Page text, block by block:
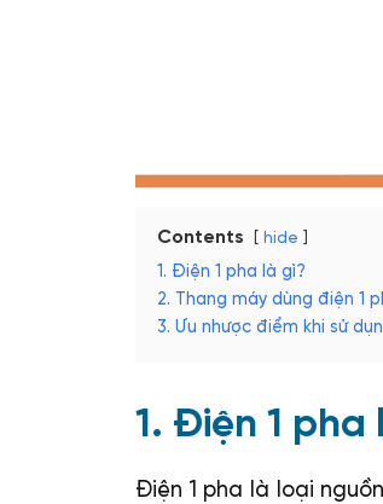
Contents hide
1. Điện 1 pha là gì?
2. Thang máy dùng điện 1
3. Ưu nhược điểm khi sử
1. Điện 1 pha
Điện 1 pha là loại